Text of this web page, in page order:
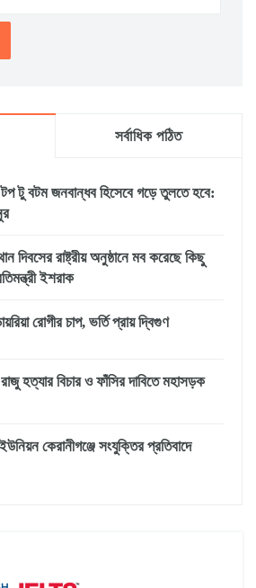
সর্বাধিক পঠিত
টু বটম জনবান্ধব হিসেবে গড়ে তুলতে হবে:
দিবসের রাষ্ট্রীয় অনুষ্ঠানে মব করেছে কিছু
ইশরাক
রোগীর চাপ, ভর্তি প্রায় দ্বিগুণ
হত্যার বিচার ও ফাঁসির দাবিতে মহাসড়ক
কেরানীগঞ্জে সংযুক্তির প্রতিবাদে